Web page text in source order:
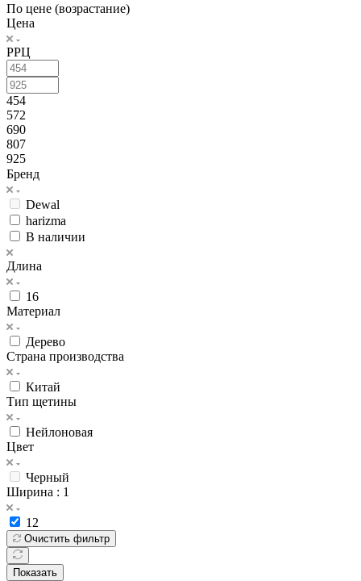
По цене (возрастание)
Цена
РРЦ
454
572
690
807
925
Бренд
Dewal
harizma
В наличии
Длина
16
Материал
Дерево
Страна производства
Китай
Тип щетины
Нейлоновая
Цвет
Черный
Ширина : 1
12
Очистить фильтр
Показать